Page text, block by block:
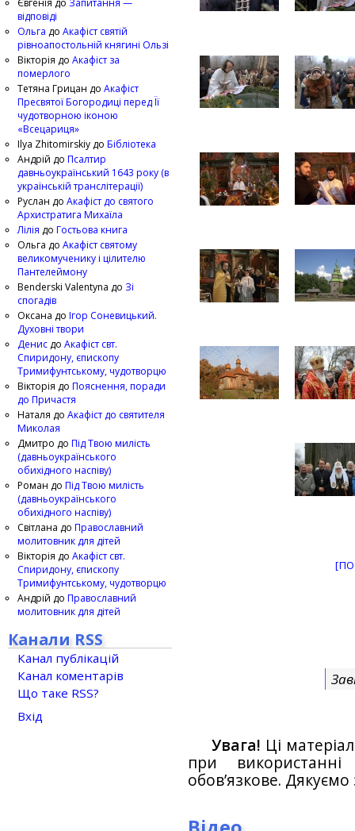
Увага! Ці
при
обов’язкове.
відповіді
Ольга до Акафіст святій
рівноапостольній княгині Ользі
Вікторія до Акафіст за
померлого
Тетяна Грицан до Акафіст
Пресвятої Богородиці перед Її
чудотворною іконою
«Всецариця»
Ilya Zhitomirskiy до Бібліотека
Андрій до Псалтир
давньоукраїнський 1643 року (в
українській транслітерації)
Руслан до Акафіст до святого
Архистратига Михаїла
Лілія до Гостьова книга
Ольга до Акафіст святому
великомученику і цілителю
Пантелеймону
Benderski Valentyna до Зі
спогадів
Оксана до Ігор Соневицький.
Духовні твори
Денис до Акафіст свт.
Спиридону, єпископу
Тримифунтському, чудотворцю
Вікторія до Пояснення, поради
до Причастя
Наталя до Акафіст до святителя
Миколая
Дмитро до Під Твою милість
(давньоукраїнського
обихідного наспіву)
Роман до Під Твою милість
(давньоукраїнського
обихідного наспіву)
Світлана до Православний
молитовник для дітей
Вікторія до Акафіст свт.
Спиридону, єпископу
Тримифунтському, чудотворцю
Андрій до Православний
молитовник для дітей
Канали RSS
Канал публікацій
Канал коментарів
Що таке RSS?
Вхід